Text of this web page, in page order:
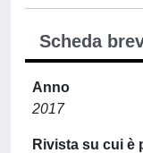
Scheda
Anno
2017
Rivista su cui è